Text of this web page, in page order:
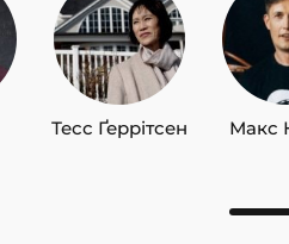
Тесс Ґеррітсен Макс